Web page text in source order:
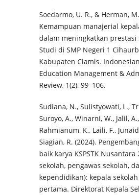
Soedarmo, U. R., & Herman,
Kemampuan manajerial
dalam meningkatkan prestasi
Studi di SMP Negeri 1
Kabupaten Ciamis.
Education Management &
Review, 1(2), 99–106.
Sudiana, N., Sulistyowati, L.,
Suroyo, A., Winarni, W., Jalil, A.,
Rahmianum, K., Laili, F.,
Siagian, R. (2024).
baik karya KSPSTK Nusantara
sekolah, pengawas sekolah,
kependidikan): kepala
pertama. Direktorat Kepala